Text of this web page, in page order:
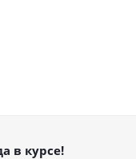
в курсе!